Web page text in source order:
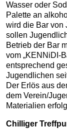
Wasser oder
Palette an
wird die Bar von
sollen
Betrieb der Bar
vom „KENNiDI-
entsprechend
Jugendlichen
Der Erlös aus
dem Verein/
Materialien
Chilliger